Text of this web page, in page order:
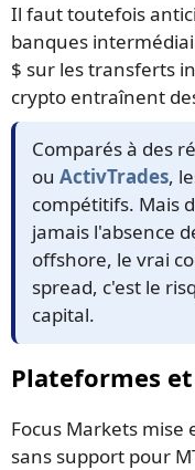
Il faut toutefois
banques
$ sur les transferts
crypto entraînent
Comparés à des
ou ActivTrades,
compétitifs. Mais
jamais l'absence
offshore, le vrai
spread, c'est le
capital.
Plateformes
Focus Markets mise
sans support pour